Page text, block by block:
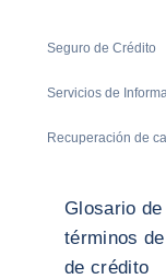
Seguro de Crédito
Servicios de
Recuperación de
Glosario de
términos
de crédito